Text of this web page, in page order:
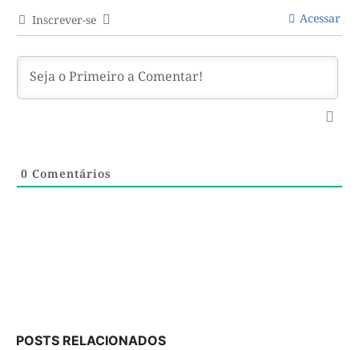
Inscrever-se Acessar
0 Comentários
POSTS RELACIONADOS